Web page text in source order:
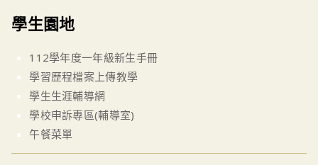
學生園地
112學年度一年級新生手冊
學習歷程檔案上傳教學
學生生涯輔導網
學校申訴專區(輔導室)
午餐菜單